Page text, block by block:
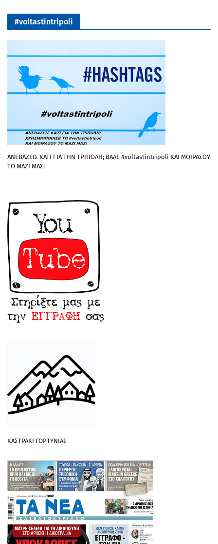
#voltastintripoli
ΑΝΕΒΑΖΕΙΣ ΚΑΤΙ ΓΙΑ ΤΗΝ ΤΡΙΠΟΛΗ; ΒΑΛΕ #voltastintripoli ΚΑΙ ΜΟΙΡΑΣΟΥ
ΤΟ ΜΑΖΙ ΜΑΣ!
ΚΑΣΤΡΑΚΙ ΓΟΡΤΥΝΙΑΣ